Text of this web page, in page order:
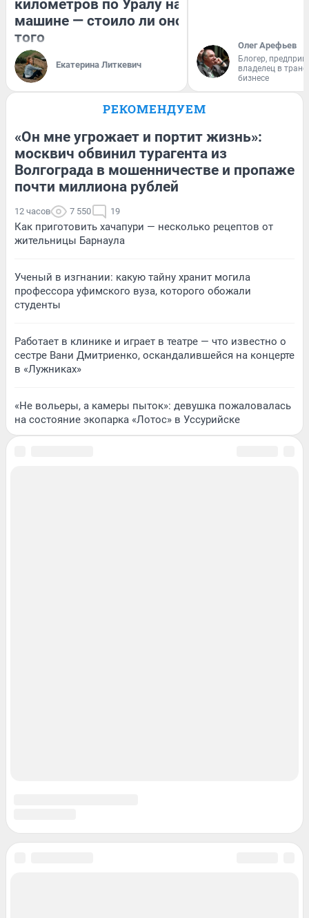
километров по Уралу на
машине — стоило ли оно
того
Екатерина Литкевич
Олег Арефьев
Блогер,
владелец в
бизнесе
РЕКОМЕНДУЕМ
«Он мне угрожает и портит жизнь»:
москвич обвинил турагента из
Волгограда в мошенничестве и пропаже
почти миллиона рублей
12 часов 7 550 19
Как приготовить хачапури — несколько рецептов от
жительницы Барнаула
Ученый в изгнании: какую тайну хранит могила
профессора уфимского вуза, которого обожали
студенты
Работает в клинике и играет в театре — что известно о
сестре Вани Дмитриенко, оскандалившейся на концерте
в «Лужниках»
«Не вольеры, а камеры пыток»: девушка пожаловалась
на состояние экопарка «Лотос» в Уссурийске